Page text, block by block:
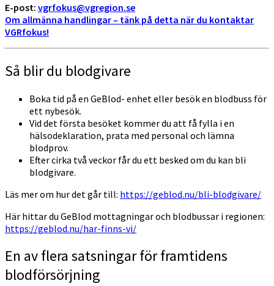
E-post: vgrfokus@vgregion.se
Om allmänna handlingar – tänk på detta när du kontaktar
VGRfokus!
Så blir du blodgivare
Boka tid på en GeBlod- enhet eller besök en blodbuss för
ett nybesök.
Vid det första besöket kommer du att få fylla i en
hälsodeklaration, prata med personal och lämna
blodprov.
Efter cirka två veckor får du ett besked om du kan bli
blodgivare.
Läs mer om hur det går till: https://geblod.nu/bli-blodgivare/
Här hittar du GeBlod mottagningar och blodbussar i regionen:
https://geblod.nu/har-finns-vi/
En av flera satsningar för framtidens
blodförsörjning